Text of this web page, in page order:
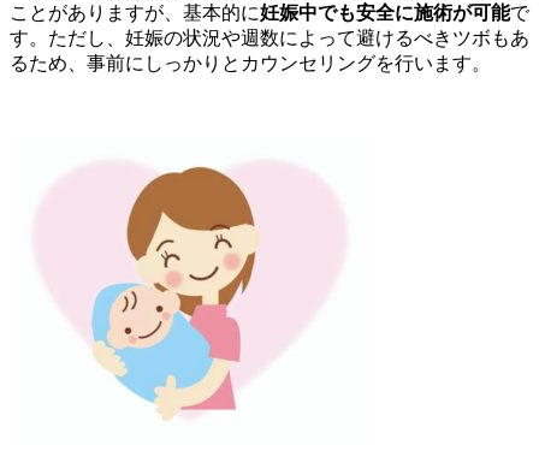
ことがありますが、基本的に妊娠中でも安全に施術が可能で
す。ただし、妊娠の状況や週数によって避けるべきツボもあ
るため、事前にしっかりとカウンセリングを行います。